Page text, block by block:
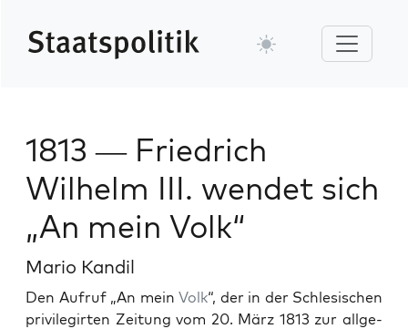
1813 — Friedrich
Wilhelm III. wendet sich
„An mein Volk“
Mario Kandil
Den Aufruf „An mein Volk“, der in der Schle­sis­chen
priv­i­le­girten Zeitung vom 20. März 1813 zur all­ge­